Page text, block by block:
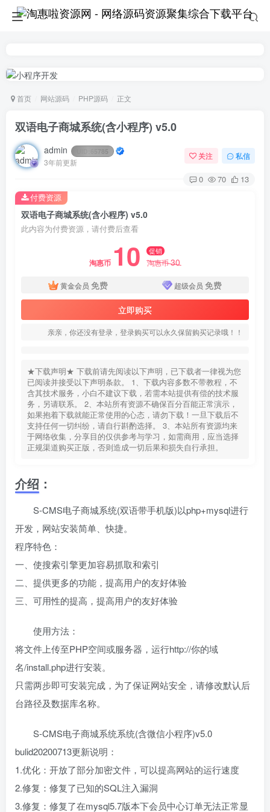
首页 网站源码 PHP源码 正文
双语电子商城系统(含小程序) v5.0
admin 65785
3年前更新
关注 私信
0 70 13
双语电子商城系统(含小程序) v5.0
此内容为付费资源，请付费后查看
淘惠币 10 促销
淘惠币30
黄金会员 免费 超级会员 免费
立即购买
亲亲，你还没有登录，登录购买可以永久保留购买记录哦！！
★下载声明★ 下载前请先阅读以下声明，已下载者一律视为您
已阅读并接受以下声明条款。 1、下载内容多数不带教程，不
含其技术服务，小白不建议下载，若需本站提供有偿的技术服
务，另请联系。 2、本站所有资源不确保百分百能正常演示，
如果抱着下载就能正常使用的心态，请勿下载！一旦下载后不
支持任何一切纠纷，请自行斟酌选择。 3、本站所有资源均来
于网络收集，分享目的仅供参考与学习，如需商用，应当选择
正规渠道购买正版，否则造成一切后果和损失自行承担。
付费资源
介绍：
S-CMS电子商城系统(双语带手机版)以php+mysql进行
开发，网站安装简单、快捷。
程序特色：
一、使搜索引擎更加容易抓取和索引
二、提供更多的功能，提高用户的友好体验
三、可用性的提高，提高用户的友好体验
使用方法：
将文件上传至PHP空间或服务器，运行http://你的域
名/install.php进行安装。
只需两步即可安装完成，为了保证网站安全，请修改默认后
台路径及数据库名称。
S-CMS电子商城系统系统(含微信小程序)v5.0
bulid20200713更新说明：
1.优化：开放了部分加密文件，可以提高网站的运行速度
2.修复：修复了已知的SQL注入漏洞
3.修复：修复了在mysql5.7版本下会员中心订单无法正常显